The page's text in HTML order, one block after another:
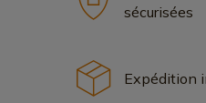
sécurisées
Expédition